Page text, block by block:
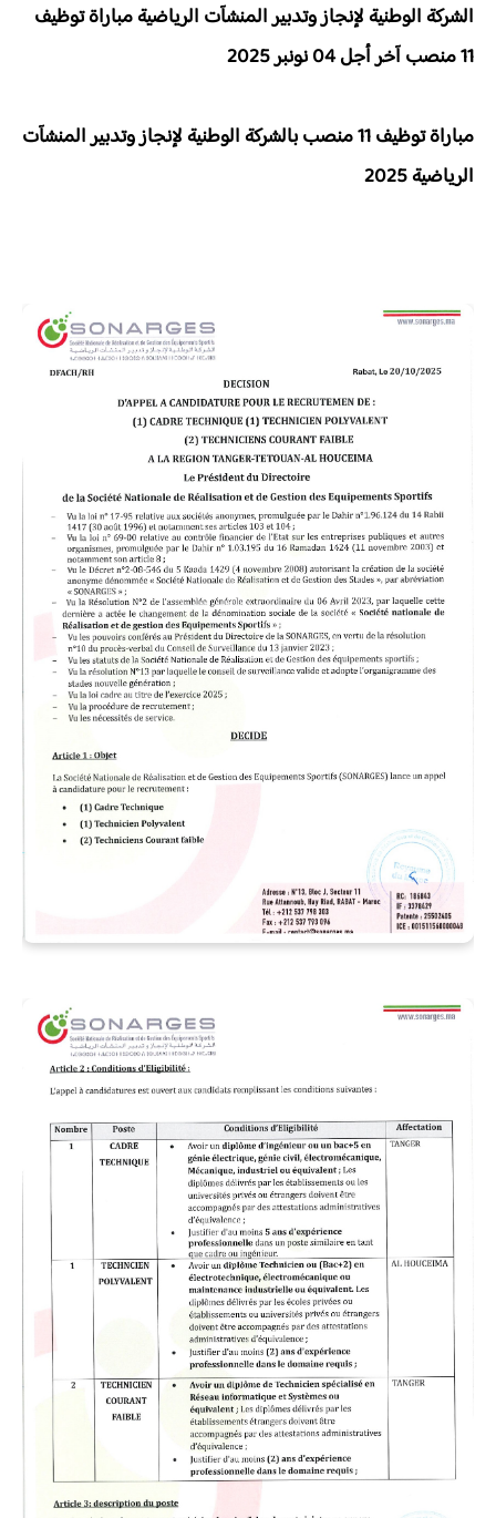
الشركة الوطنية لإنجاز وتدبير المنشآت الرياضية مباراة توظيف
11 منصب آخر أجل 04 نونبر 2025
مباراة توظيف 11 منصب بالشركة الوطنية لإنجاز وتدبير المنشآت
الرياضية 2025